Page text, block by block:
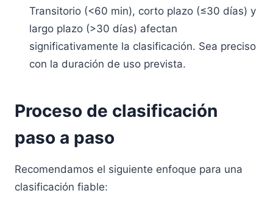
Transitorio (<60 min), corto plazo (≤30 días) y
largo plazo (>30 días) afectan
significativamente la clasificación. Sea preciso
con la duración de uso prevista.
Proceso de clasificación
paso a paso
Recomendamos el siguiente enfoque para una
clasificación fiable: